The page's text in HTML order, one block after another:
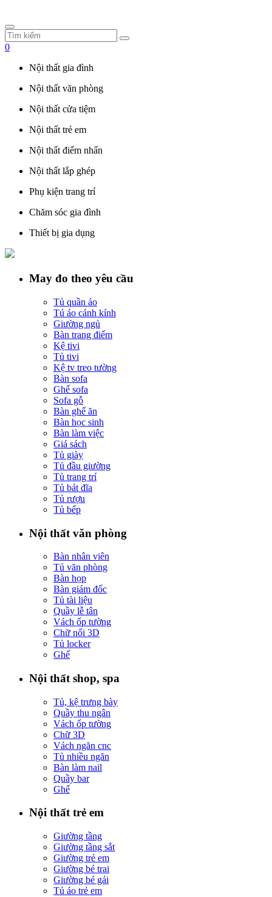
0
Nội thất gia đình
Nội thất văn phòng
Nội thất cửa tiệm
Nội thất trẻ em
Nội thất điểm nhấn
Nội thất lắp ghép
Phụ kiện trang trí
Chăm sóc gia đình
Thiết bị gia dụng
May đo theo yêu cầu
Tủ quần áo
Tú áo cánh kính
Giường ngủ
Bàn trang điểm
Kệ tivi
Tủ tivi
Kệ tv treo tường
Bàn sofa
Ghế sofa
Sofa gỗ
Bàn ghế ăn
Bàn học sinh
Bàn làm việc
Giá sách
Tủ giày
Tủ đầu giường
Tủ trang trí
Tủ bát đĩa
Tủ rượu
Tủ bếp
Nội thất văn phòng
Bàn nhân viên
Tủ văn phòng
Bàn họp
Bàn giám đốc
Tủ tài liệu
Quầy lễ tân
Vách ốp tường
Chữ nổi 3D
Tủ locker
Ghế
Nội thất shop, spa
Tủ, kệ trưng bày
Quầy thu ngân
Vách ốp tường
Chữ 3D
Vách ngăn cnc
Tủ nhiều ngăn
Bàn làm nail
Quầy bar
Ghế
Nội thất trẻ em
Giường tầng
Giường tầng sắt
Giường trẻ em
Giường bé trai
Giường bé gái
Tủ áo trẻ em